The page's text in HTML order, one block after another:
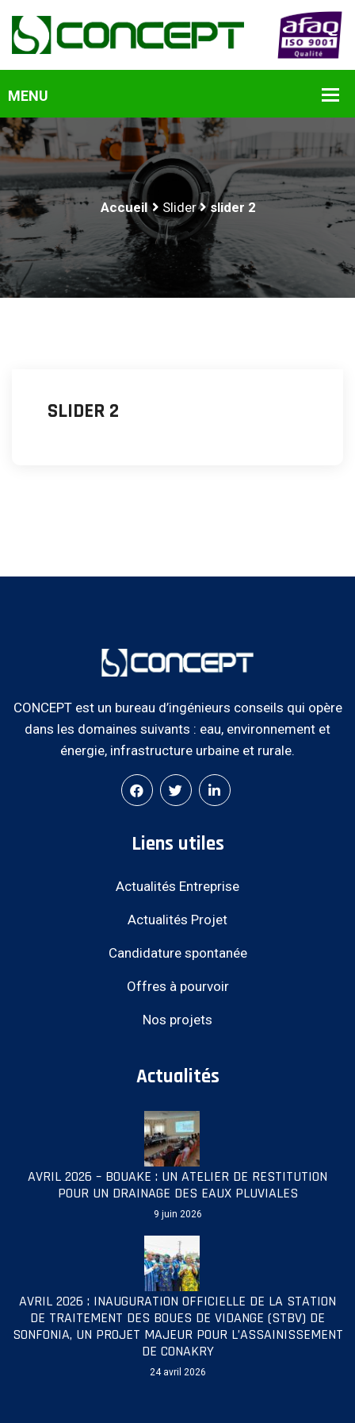
Accueil Slider slider 2
SLIDER 2
CONCEPT est un bureau d’ingénieurs conseils qui opère
dans les domaines suivants : eau, environnement et
énergie, infrastructure urbaine et rurale.
Liens utiles
Actualités Entreprise
Actualités Projet
Candidature spontanée
Offres à pourvoir
Nos projets
Actualités
AVRIL 2026 – BOUAKE : UN ATELIER DE RESTITUTION
POUR UN DRAINAGE DES EAUX PLUVIALES
9 juin 2026
AVRIL 2026 : INAUGURATION OFFICIELLE DE LA STATION
DE TRAITEMENT DES BOUES DE VIDANGE (STBV) DE
SONFONIA, UN PROJET MAJEUR POUR L’ASSAINISSEMENT
DE CONAKRY
24 avril 2026